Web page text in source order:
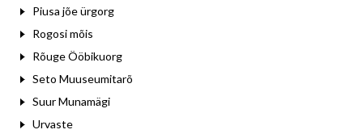
Piusa jõe ürgorg
Rogosi mõis
Rõuge Ööbikuorg
Seto Muuseumitarõ
Suur Munamägi
Urvaste